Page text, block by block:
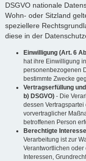
DSGVO nationale
Wohn- oder Sitzland
speziellere
diese in der
Einwilligung (Art. 6
hat ihre Einwilligung
personenbezogenen
bestimmte Zwecke
Vertragserfüllung
b) DSGVO) - Die
dessen
vorvertraglicher
betroffenen Person
Berechtigte
Verarbeitung ist zur
Verantwortlichen
Interessen,